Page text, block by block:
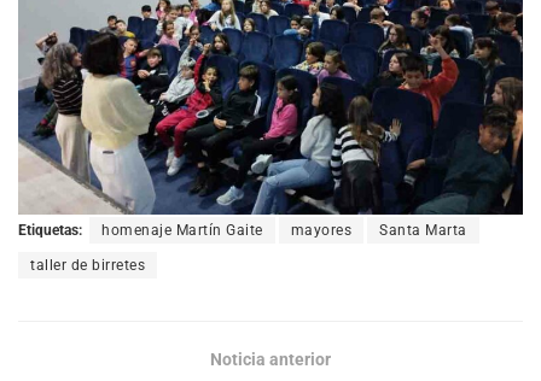
Etiquetas: homenaje Martín Gaite mayores Santa Marta
taller de birretes
Noticia anterior